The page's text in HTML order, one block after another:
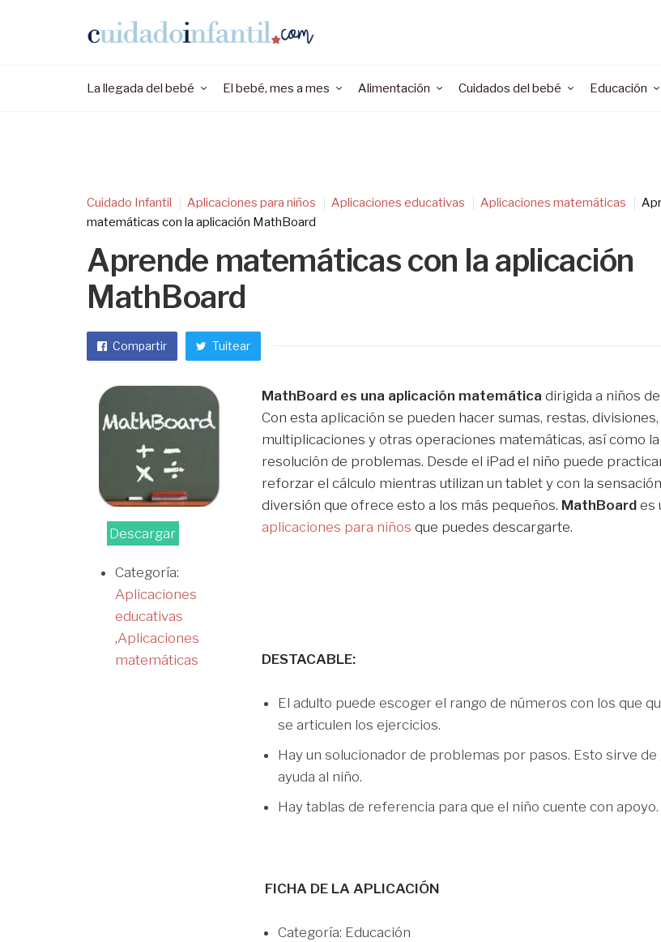
La llegada del bebé El bebé, mes a mes Alimentación Cuidados del bebé Educación
Cuidado Infantil Aplicaciones para niños Aplicaciones educativas Aplicaciones matemáticas
matemáticas con la aplicación MathBoard
Aprende matemáticas con la aplicación
MathBoard
Compartir Tuitear
Descargar
Categoría:
Aplicaciones
educativas
,Aplicaciones
matemáticas
MathBoard es una aplicación matemática dirigida a niños
Con esta aplicación se pueden hacer sumas, restas, divisiones,
multiplicaciones y otras operaciones matemáticas, así como la
resolución de problemas. Desde el iPad el niño puede
reforzar el cálculo mientras utilizan un tablet y con la
diversión que ofrece esto a los más pequeños. MathBoard es
aplicaciones para niños que puedes descargarte.
DESTACABLE:
El adulto puede escoger el rango de números con los que
se articulen los ejercicios.
Hay un solucionador de problemas por pasos. Esto sirve de
ayuda al niño.
Hay tablas de referencia para que el niño cuente con apoyo.
FICHA DE LA APLICACIÓN
Categoría: Educación